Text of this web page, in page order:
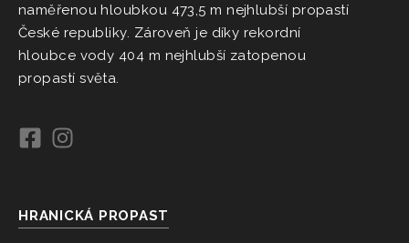
naměřenou hloubkou 473,5 m nejhlubší propastí
České republiky. Zároveň je díky rekordní
hloubce vody 404 m nejhlubší zatopenou
propastí světa.
HRANICKÁ PROPAST